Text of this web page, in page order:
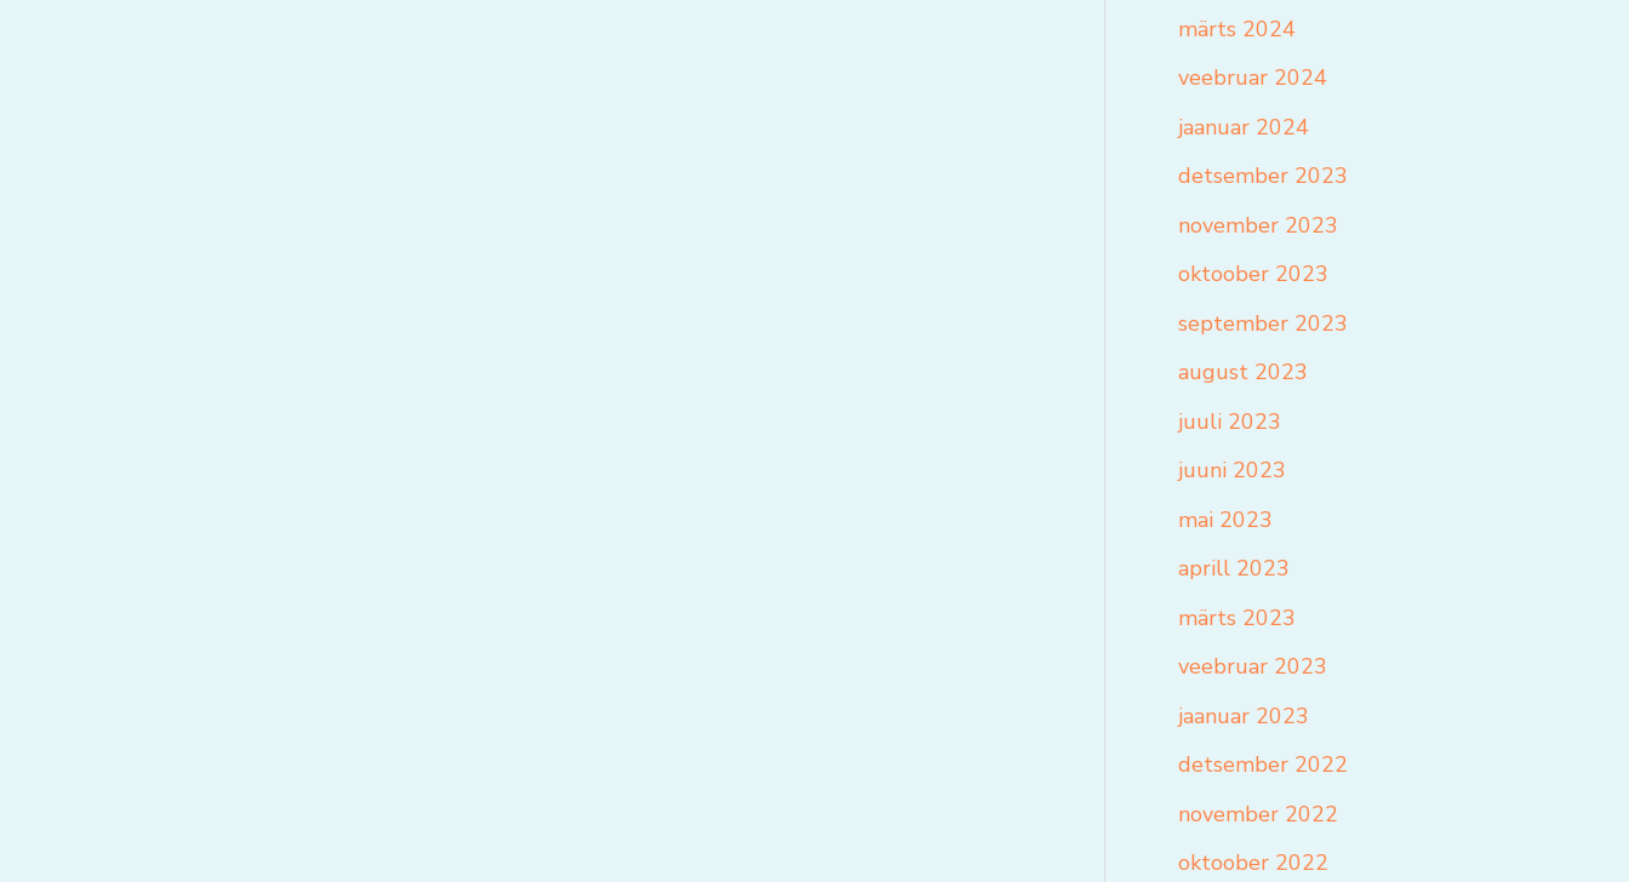
märts 2024
veebruar 2024
jaanuar 2024
detsember 2023
november 2023
oktoober 2023
september 2023
august 2023
juuli 2023
juuni 2023
mai 2023
aprill 2023
märts 2023
veebruar 2023
jaanuar 2023
detsember 2022
november 2022
oktoober 2022